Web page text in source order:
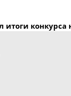
итоги